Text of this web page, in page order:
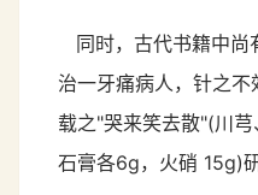
同时，古代书籍中尚
治一牙痛病人，针之
载之"哭来笑去散"(川
石膏各6g，火硝 15g)